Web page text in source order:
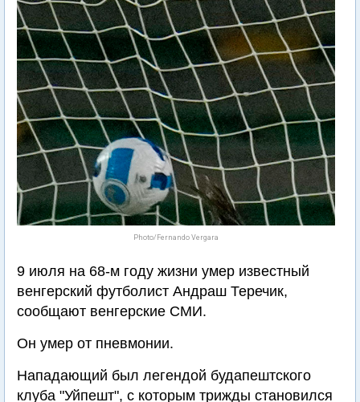
Photo/Fernando Vergara
9 июля на 68-м году жизни умер известный
венгерский футболист Андраш Теречик,
сообщают венгерские СМИ.
Он умер от пневмонии.
Нападающий был легендой будапештского
клуба "Уйпешт", с которым трижды становился